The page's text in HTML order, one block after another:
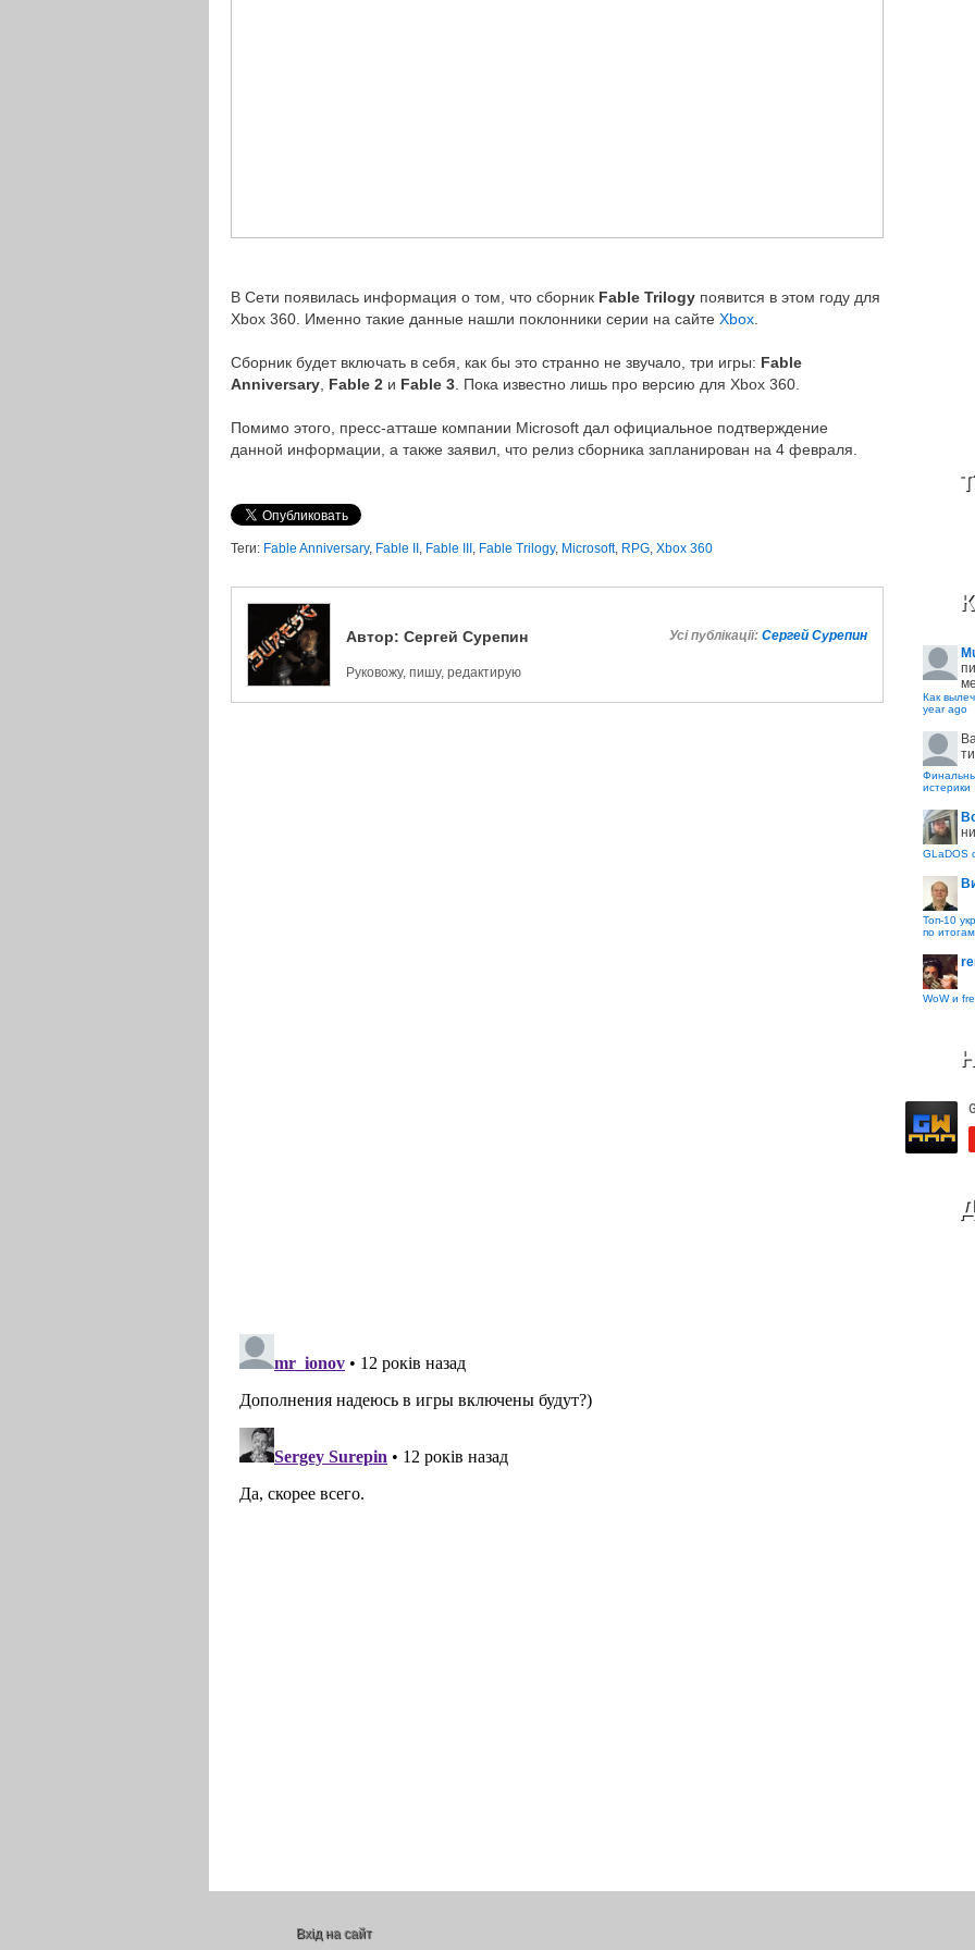
В Сети появилась информация о том, что сборник Fable Trilogy появится в этом году для
Xbox 360. Именно такие данные нашли поклонники серии на сайте Xbox
Сборник будет включать в себя, как бы это странно не звучало, три игры: Fable
Anniversary Fable 2 и Fable 3 . Пока известно лишь про версию для Xbox 360.
Помимо этого, пресс-атташе компании Microsoft дал официальное подтверждение
данной информации, а также заявил, что релиз сборника запланирован на 4 февраля.
Теги: Fable Anniversary, Fable II , Fable III , Fable Trilogy, Microsoft, RPG, Xbox 360
Автор: Сергей Сурепин Усі публікації: Сергей Сурепин
Руковожу, пишу, редактирую
Как
year ago
истерики
GLaDOS
Топ-10
по
WoW и
Вхід на сайт